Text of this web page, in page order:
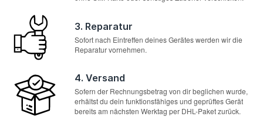
3. Reparatur
Sofort nach Eintreffen deines Gerätes werden wir die
Reparatur vornehmen.
4. Versand
Sofern der Rechnungsbetrag von dir beglichen wurde,
erhältst du dein funktionsfähiges und geprüftes Gerät
bereits am nächsten Werktag per DHL-Paket zurück.